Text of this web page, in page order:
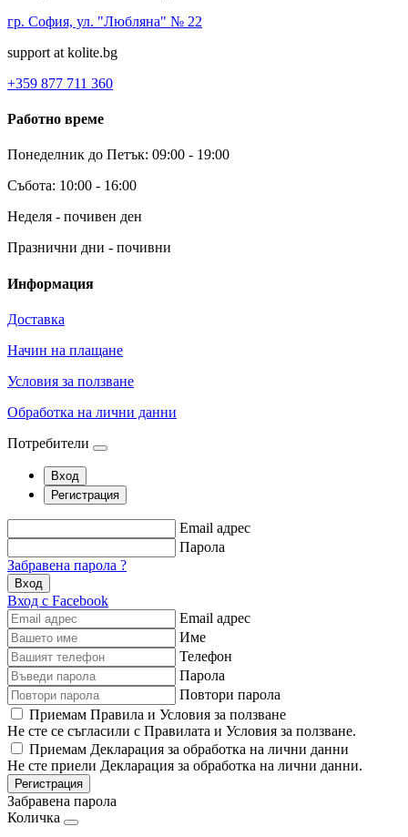
гр. София, ул. "Любляна" № 22
support at kolite.bg
+359 877 711 360
Работно време
Понеделник до Петък: 09:00 - 19:00
Събота: 10:00 - 16:00
Неделя - почивен ден
Празнични дни - почивни
Информация
Доставка
Начин на плащане
Условия за ползване
Обработка на лични данни
Потребители
Вход
Регистрация
Email адрес
Парола
Забравена парола ?
Вход
Вход с Facebook
Email адрес
Име
Телефон
Парола
Повтори парола
Приемам Правила и Условия за ползване
Не сте се съгласили с Правилата и Условия за ползване.
Приемам Декларация за обработка на лични данни
Не сте приели Декларация за обработка на лични данни.
Регистрация
Забравена парола
Количка